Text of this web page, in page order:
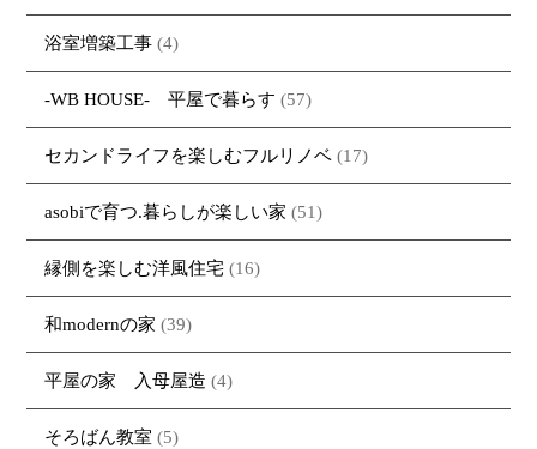
浴室増築工事 (4)
-WB HOUSE- 平屋で暮らす (57)
セカンドライフを楽しむフルリノベ (17)
asobiで育つ.暮らしが楽しい家 (51)
縁側を楽しむ洋風住宅 (16)
和modernの家 (39)
平屋の家 入母屋造 (4)
そろばん教室 (5)